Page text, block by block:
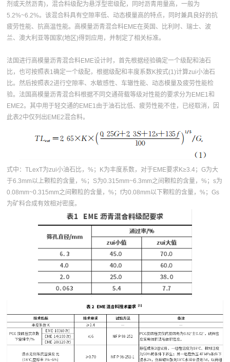
剂或天然沥青)，混合料级配为悬浮型密级配，同时沥青用量高，一般为
5.2%~6.2%。该混合料具有空隙率低、动态模量高的特点，同时兼具良好的抗
疲劳性能、抗高温性能。高模量沥青混合料EME在英国、比利时、瑞士、波
兰、澳大利亚等国家(地区)得到应用，并制定了相关标准。
法国进行高模量沥青混合料EME设计时，首先根据经验确定一个级配和油石
比，也可按照表1确定一个级配，根据级配和丰度系数K按式(1)计算zui小油石
比。然后按照表2进行空隙率、水敏感性、车辙性能、动态模量及疲劳性能检
验。法国高模量沥青混合料根据不同交通荷载等级对性能的要求分为EME1和
EME2。其中用于轻交通的EME1由于油石比低、疲劳性能不佳，已经取消，因
此表2中仅列出EME2混合料。
式中：TLexT为zui小油石比，%；K为丰度系数，对于EME要求K≥3.4；G为大
于6.3mm以上颗粒的含量，%；S为0.315mm~6.3mm之间颗粒的含量，%；s为
0.08mm~0.315mm之间颗粒的含量，%；f为0.08mm以下颗粒的含量，%；Gs
为矿料合成有效相对密度。